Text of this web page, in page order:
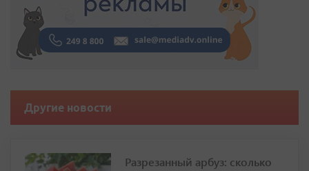
Другие новости
Разрезанный арбуз: сколько